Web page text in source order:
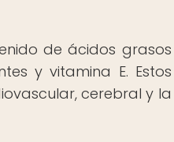
de ácidos grasos
y vitamina E. Estos
cerebral y la